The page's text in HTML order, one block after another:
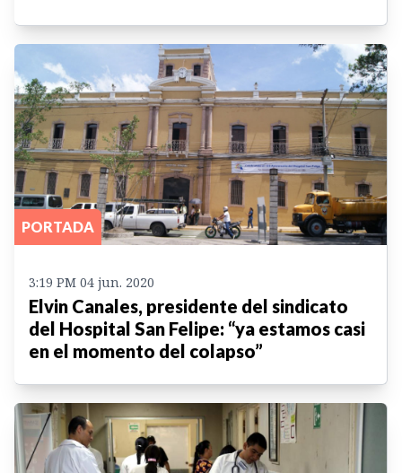
PORTADA
3:19 PM 04 jun. 2020
Elvin Canales, presidente del sindicato
del Hospital San Felipe: “ya estamos casi
en el momento del colapso”